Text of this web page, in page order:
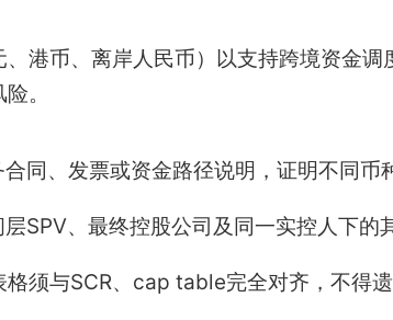
港币、离岸人民币）以支持跨境资金调
。
同、发票或资金路径说明，证明不同币
层SPV、最终控股公司及同一实控人下的
格须与SCR、cap table完全对齐，不得